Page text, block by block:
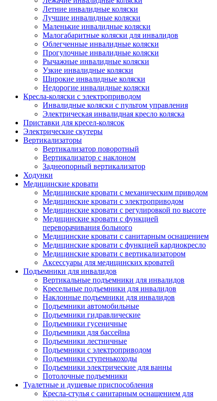
Летние инвалидные коляски
Лучшие инвалидные коляски
Маленькие инвалидные коляски
Малогабаритные коляски для инвалидов
Облегченные инвалидные коляски
Прогулочные инвалидные коляски
Рычажные инвалидные коляски
Узкие инвалидные коляски
Широкие инвалидные коляски
Недорогие инвалидные коляски
Кресла-коляски с электроприводом
Инвалидные коляски с пультом управления
Электрическая инвалидная кресло коляска
Приставки для кресел-колясок
Электрические скутеры
Вертикализаторы
Вертикализатор поворотный
Вертикализатор с наклоном
Заднеопорный вертикализатор
Ходунки
Медицинские кровати
Медицинские кровати с механическим приводом
Медицинские кровати с электроприводом
Медицинские кровати с регулировкой по высоте
Медицинские кровати с функцией
переворачивания больного
Медицинские кровати с санитарным оснащением
Медицинские кровати с функцией кардиокресло
Медицинские кровати с вертикализатором
Аксессуары для медицинских кроватей
Подъемники для инвалидов
Вертикальные подъемники для инвалидов
Кресельные подъемники для инвалидов
Наклонные подъемники для инвалидов
Подъемники автомобильные
Подъемники гидравлические
Подъемники гусеничные
Подъемники для бассейна
Подъемники лестничные
Подъемники с электроприводом
Подъемники ступенькоходы
Подъемники электрические для ванны
Потолочные подъемники
Туалетные и душевые приспособления
Кресла-стулья с санитарным оснащением для